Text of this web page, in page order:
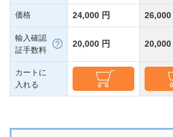
価格 24,000 円 26,000
輸入確認
証手数料
20,000 円 20,000
カートに
入れる